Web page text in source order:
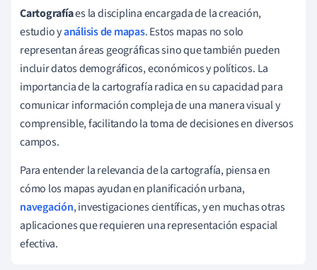
Cartografíaes la disciplina encargada de la creación,
estudio yanálisis de mapas. Estos mapas no solo
representan áreas geográficas sino que también pueden
incluir datos demográficos, económicos y políticos. La
importancia de la cartografía radica en su capacidad para
comunicar información compleja de una manera visual y
comprensible, facilitando la toma de decisiones en diversos
campos.
Para entender la relevancia de la cartografía, piensa en
cómo los mapas ayudan en planificación urbana,
navegación, investigaciones científicas, y en muchas otras
aplicaciones que requieren una representación espacial
efectiva.